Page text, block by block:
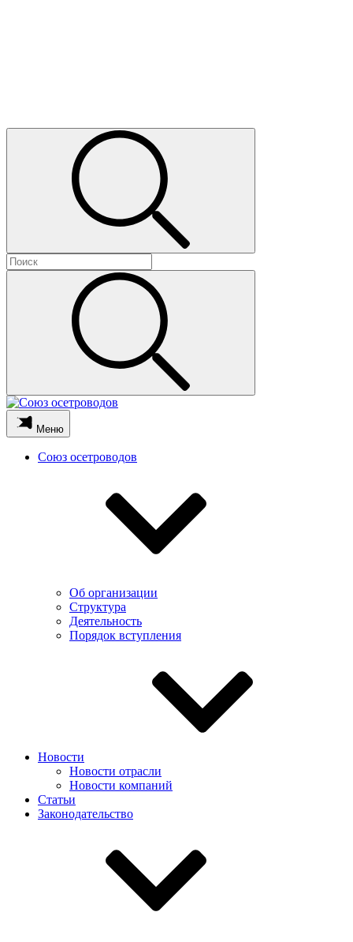
Меню
Союз осетроводов
Об организации
Структура
Деятельность
Порядок вступления
Новости
Новости отрасли
Новости компаний
Статьи
Законодательство